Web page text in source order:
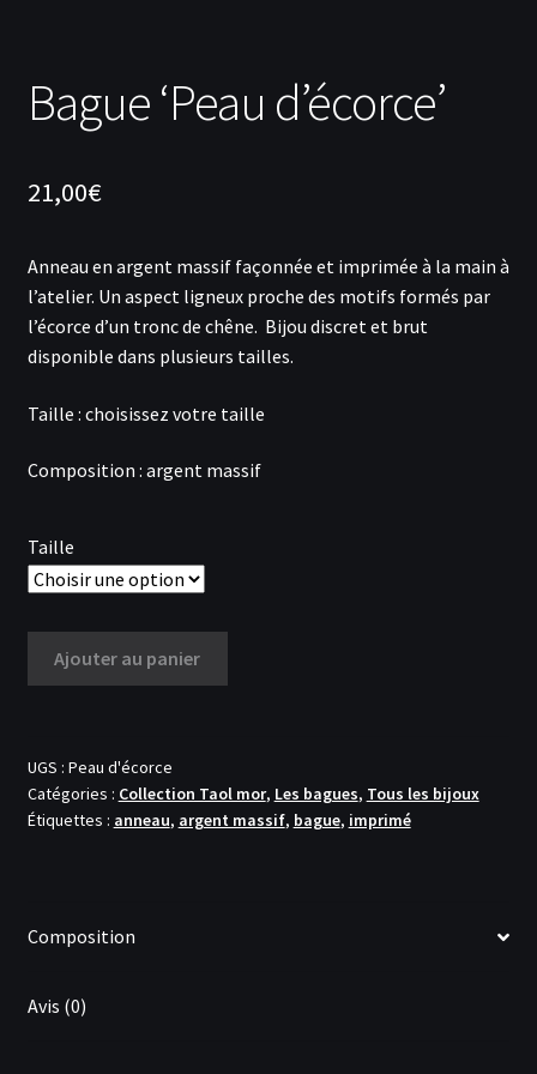
Bague ‘Peau d’écorce’
21,00€
Anneau en argent massif façonnée et imprimée à la main à
l’atelier. Un aspect ligneux proche des motifs formés par
l’écorce d’un tronc de chêne. Bijou discret et brut
disponible dans plusieurs tailles.
Taille : choisissez votre taille
Composition : argent massif
Taille
d'écorce'
Ajouter au panier
UGS : Peau d'écorce
Catégories : Collection Taol mor, Les bagues, Tous les bijoux
Étiquettes : anneau, argent massif, bague, imprimé
Composition
Avis (0)